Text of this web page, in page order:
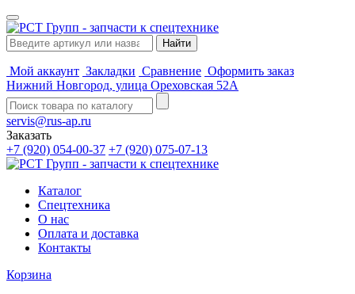
Мой аккаунт Закладки Сравнение Оформить заказ
Нижний Новгород, улица Ореховская 52А
servis@rus-ap.ru
Заказать
+7 (920) 054-00-37 +7 (920) 075-07-13
Каталог
Спецтехника
О нас
Оплата и доставка
Контакты
Корзина